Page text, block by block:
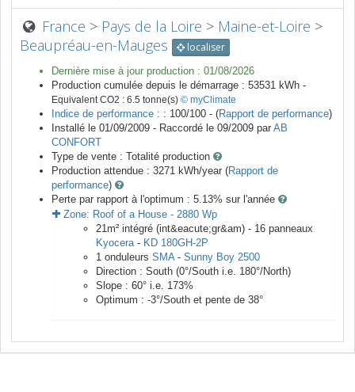
France > Pays de la Loire > Maine-et-Loire >
Beaupréau-en-Mauges
localiser
Dernière mise à jour production : 01/08/2026
Production cumulée depuis le démarrage : 53531 kWh -
Equivalent CO2 : 6.5 tonne(s) © myClimate
Indice de performance : : 100/100 - (Rapport de performance)
Installé le 01/09/2009 - Raccordé le 09/2009 par AB
CONFORT
Type de vente : Totalité production
Production attendue : 3271 kWh/year (Rapport de
performance)
Perte par rapport à l'optimum : 5.13% sur l'année
Zone: Roof of a House - 2880 Wp
21m² intégré (int&eacute;gr&am) - 16 panneaux
Kyocera - KD 180GH-2P
1 onduleurs SMA - Sunny Boy 2500
Direction : South (0°/South i.e. 180°/North)
Slope : 60° i.e. 173%
Optimum : -3°/South et pente de 38°